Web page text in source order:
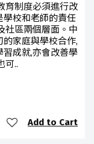
育制度必須進行改
學校和老師的責任
社區兩個層面。中
家庭與學校合作,
成就,亦會改善學
可..
Add to Cart